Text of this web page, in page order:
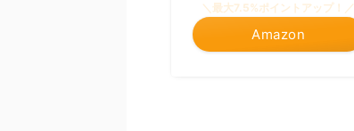
＼最大7.5%ポイントアップ！／
Amazon